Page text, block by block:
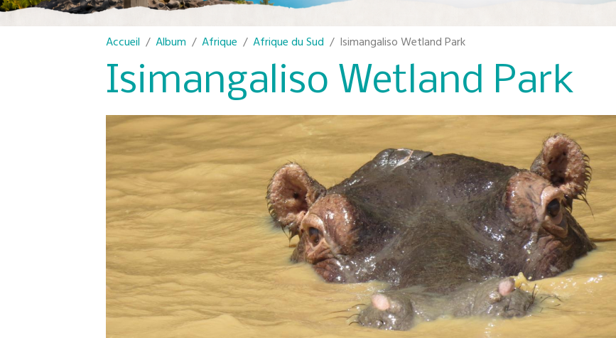
Accueil Album Afrique Afrique du Sud Isimangaliso Wetland Park
Isimangaliso Wetland Park